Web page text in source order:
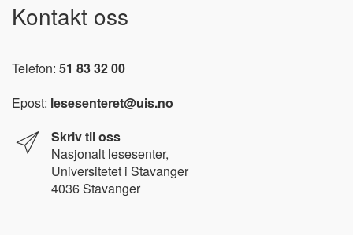
Kontakt oss
Telefon: 51 83 32 00
Epost: lesesenteret@uis.no
Skriv til oss
Nasjonalt lesesenter,
Universitetet i Stavanger
4036 Stavanger